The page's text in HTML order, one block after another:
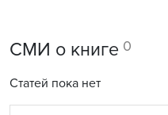
СМИ о книге 0
Статей пока нет